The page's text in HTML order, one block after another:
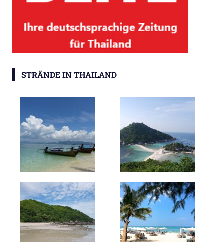
STRÄNDE IN THAILAND